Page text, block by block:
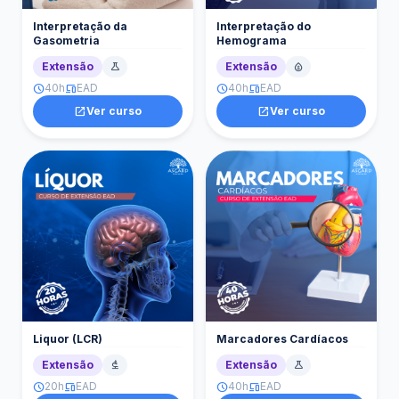
Interpretação da
Gasometria
Extensão
science
schedule40hdevicesEAD
open_in_newVer curso
Interpretação do
Hemograma
Extensão
bloodtype
schedule40hdevicesEAD
open_in_newVer curso
Liquor (LCR)
Extensão
biotech
schedule20hdevicesEAD
Marcadores Cardíacos
Extensão
science
schedule40hdevicesEAD